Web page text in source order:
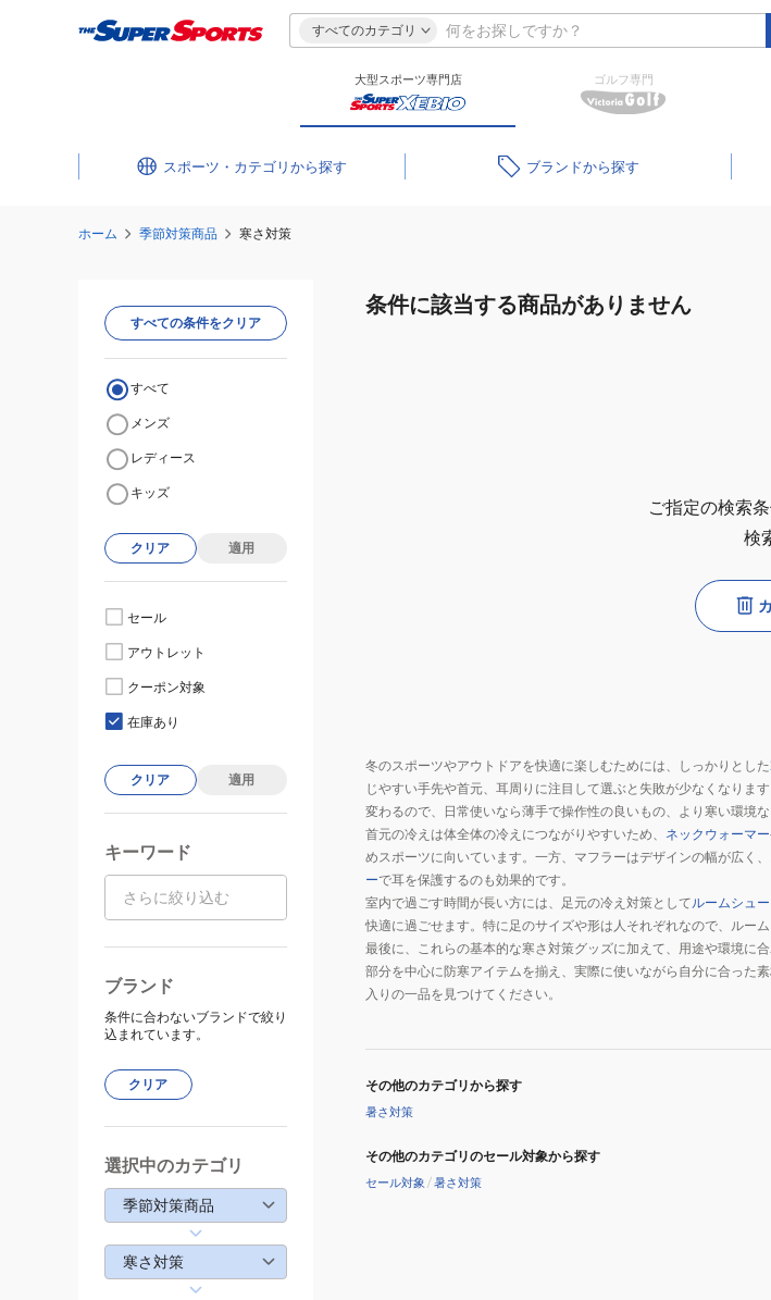
すべてのカテゴリ
大型スポーツ専門店 ゴルフ専門
スポーツ・カテゴリ ブランド
ホーム 季節対策商品 寒さ対策
条件に該当する商品がありません
ご指定の検索
検
冬のスポーツやアウトドアを快適に楽しむためには、しっかりとした
じやすい手先や首元、耳周りに注目して選ぶと失敗が少なくなりま
変わるので、日常使いなら薄手で操作性の良いもの、より寒い環境
首元の冷えは体全体の冷えにつながりやすいため、 ネックウォーマー
めスポーツに向いています。一方、マフラーはデザインの幅が広く
ーで耳を保護するのも効果的です。
室内で過ごす時間が長い方には、足元の冷え対策として ルームシュ
快適に過ごせます。特に足のサイズや形は人それぞれなので、ルー
最後に、これらの基本的な寒さ対策グッズに加えて、用途や環境に
部分を中心に防寒アイテムを揃え、実際に使いながら自分に合った
入りの一品を見つけてください。
その他のカテゴリから探す
暑さ対策
その他のカテゴリのセール対象から探す
セール対象 /暑さ対策
すべての条件をクリア
すべて
メンズ
レディース
キッズ
クリア 適用
セール
アウトレット
クーポン対象
在庫あり
クリア 適用
キーワード
ブランド
条件に合わないブランドで絞り
込まれています。
クリア
選択中のカテゴリ
季節対策商品
寒さ対策